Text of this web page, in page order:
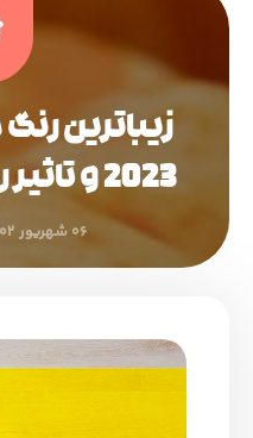
زیباترین
2023 و تاثیر رنگ‌ها بر روحیه
06 شهریور 1402